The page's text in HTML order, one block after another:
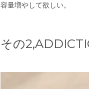
容量増やして欲しい。
その